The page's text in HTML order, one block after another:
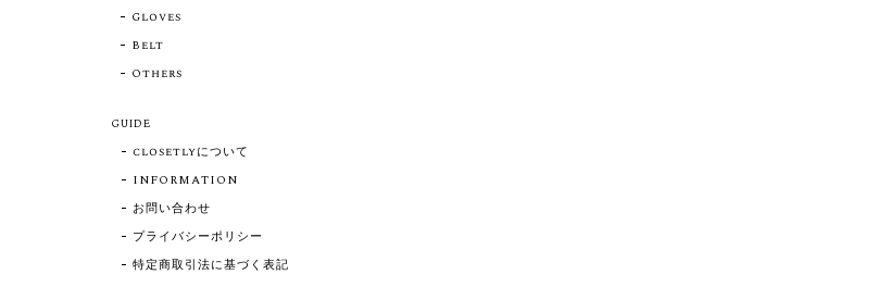
Gloves
Belt
Others
GUIDE
closetlyについて
INFORMATION
お問い合わせ
プライバシーポリシー
特定商取引法に基づく表記